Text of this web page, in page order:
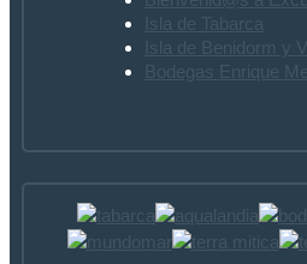
Isla de Tabarca
Isla de Benidorm y
Bodegas Enrique